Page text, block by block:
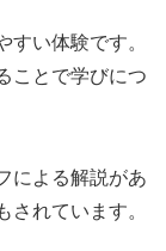
すい体験です。
ことで学びにつ
による解説があ
されています。